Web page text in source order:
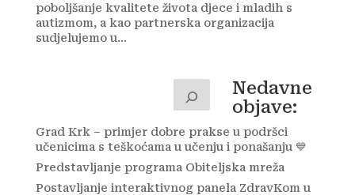
poboljšanje kvalitete života djece i mladih s
autizmom, a kao partnerska organizacija
sudjelujemo u...
Nedavne
objave:
Grad Krk – primjer dobre prakse u podršci
učenicima s teškoćama u učenju i ponašanju 💙
Predstavljanje programa Obiteljska mreža
Postavljanje interaktivnog panela ZdravKom u